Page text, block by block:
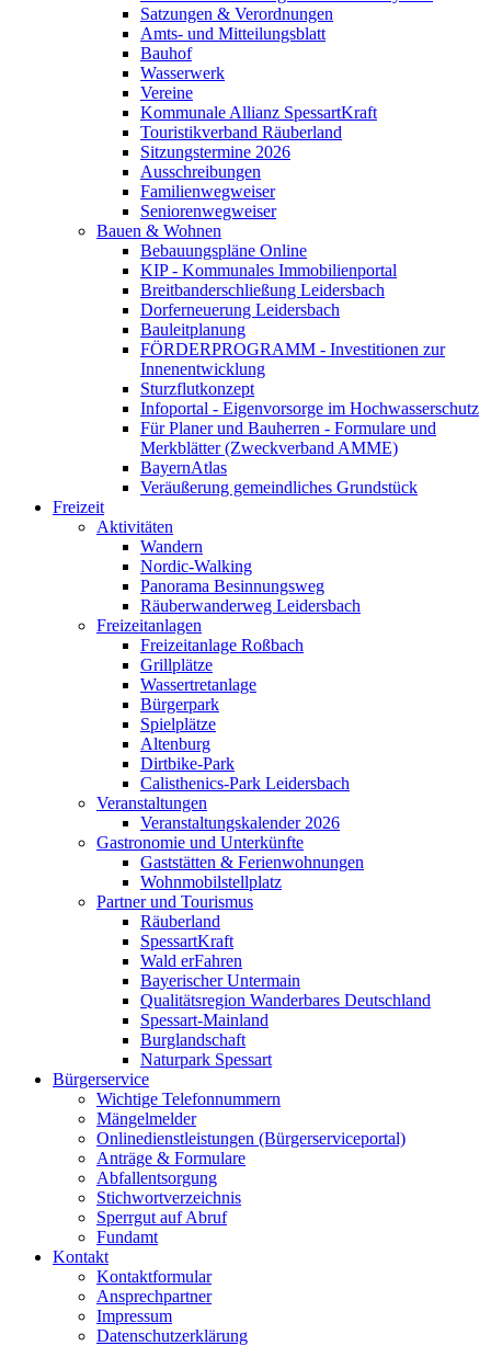
Satzungen & Verordnungen
Amts- und Mitteilungsblatt
Bauhof
Wasserwerk
Vereine
Kommunale Allianz SpessartKraft
Touristikverband Räuberland
Sitzungstermine 2026
Ausschreibungen
Familienwegweiser
Seniorenwegweiser
Bauen & Wohnen
Bebauungspläne Online
KIP - Kommunales Immobilienportal
Breitbanderschließung Leidersbach
Dorferneuerung Leidersbach
Bauleitplanung
FÖRDERPROGRAMM - Investitionen zur
Innenentwicklung
Sturzflutkonzept
Infoportal - Eigenvorsorge im Hochwasserschutz
Für Planer und Bauherren - Formulare und
Merkblätter (Zweckverband AMME)
BayernAtlas
Veräußerung gemeindliches Grundstück
Freizeit
Aktivitäten
Wandern
Nordic-Walking
Panorama Besinnungsweg
Räuberwanderweg Leidersbach
Freizeitanlagen
Freizeitanlage Roßbach
Grillplätze
Wassertretanlage
Bürgerpark
Spielplätze
Altenburg
Dirtbike-Park
Calisthenics-Park Leidersbach
Veranstaltungen
Veranstaltungskalender 2026
Gastronomie und Unterkünfte
Gaststätten & Ferienwohnungen
Wohnmobilstellplatz
Partner und Tourismus
Räuberland
SpessartKraft
Wald erFahren
Bayerischer Untermain
Qualitätsregion Wanderbares Deutschland
Spessart-Mainland
Burglandschaft
Naturpark Spessart
Bürgerservice
Wichtige Telefonnummern
Mängelmelder
Onlinedienstleistungen (Bürgerserviceportal)
Anträge & Formulare
Abfallentsorgung
Stichwortverzeichnis
Sperrgut auf Abruf
Fundamt
Kontakt
Kontaktformular
Ansprechpartner
Impressum
Datenschutzerklärung